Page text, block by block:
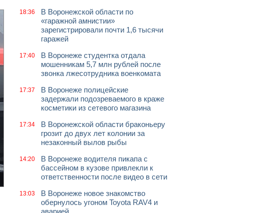
18:36
В Воронежской области по
«гаражной амнистии»
зарегистрировали почти 1,6 тысячи
гаражей
17:40
В Воронеже студентка отдала
мошенникам 5,7 млн рублей после
звонка лжесотрудника военкомата
17:37
В Воронеже полицейские
задержали подозреваемого в краже
косметики из сетевого магазина
17:34
В Воронежской области браконьеру
грозит до двух лет колонии за
незаконный вылов рыбы
14:20
В Воронеже водителя пикапа с
бассейном в кузове привлекли к
ответственности после видео в сети
13:03
В Воронеже новое знакомство
обернулось угоном Toyota RAV4 и
аварией